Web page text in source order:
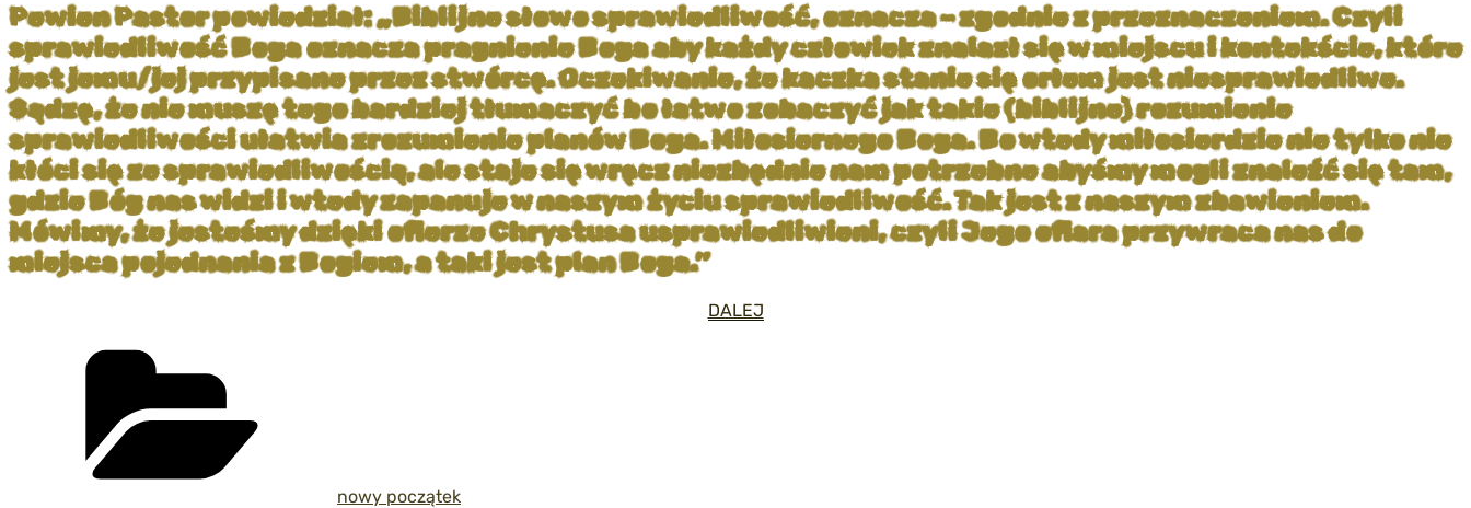
Pewien Pastor powiedział: „Biblijne słowo sprawiedliwość, oznacza – zgodnie z przeznaczeniem. Czyli
sprawiedliwość Boga oznacza pragnienie Boga aby każdy człowiek znalazł się w miejscu i kontekście, które
jest jemu/jej przypisane przez stwórcę. Oczekiwanie, że kaczka stanie się orłem jest niesprawiedliwe.
Sądzę, że nie muszę tego bardziej tłumaczyć bo łatwo zobaczyć jak takie (biblijne) rozumienie
sprawiedliwości ułatwia zrozumienie planów Boga. Miłosiernego Boga. Bo wtedy miłosierdzie nie tylko nie
kłóci się ze sprawiedliwością, ale staje się wręcz niezbędnie nam potrzebne abyśmy mogli znaleźć się tam,
gdzie Bóg nas widzi i wtedy zapanuje w naszym życiu sprawiedliwość. Tak jest z naszym zbawieniem.
Mówimy, że jesteśmy dzięki ofierze Chrystusa usprawiedliwieni, czyli Jego ofiara przywraca nas do
miejsca pojednania z Bogiem, a taki jest plan Boga.”
DALEJ
nowy początek